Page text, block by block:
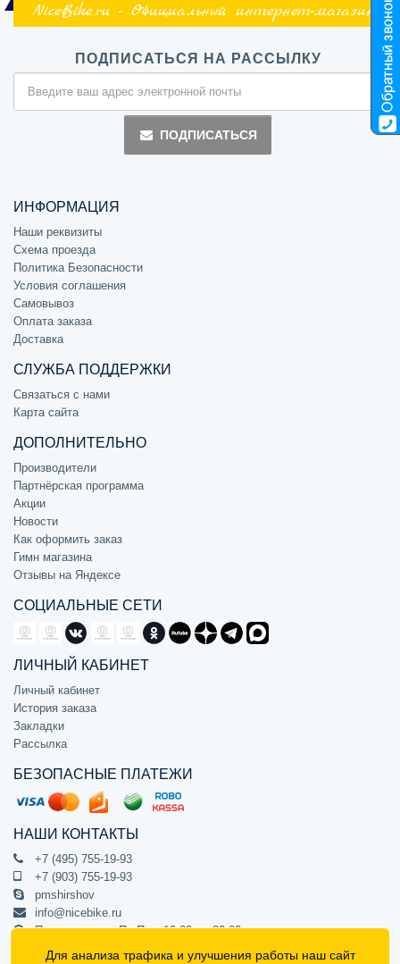
NiceBike.ru - Официальный интернет-магазин
ПОДПИСАТЬСЯ НА РАССЫЛКУ
ПОДПИСАТЬСЯ
ИНФОРМАЦИЯ
Наши реквизиты
Схема проезда
Политика Безопасности
Условия соглашения
Самовывоз
Оплата заказа
Доставка
СЛУЖБА ПОДДЕРЖКИ
Связаться с нами
Карта сайта
ДОПОЛНИТЕЛЬНО
Производители
Партнёрская программа
Акции
Новости
Как оформить заказ
Гимн магазина
Отзывы на Яндексе
СОЦИАЛЬНЫЕ СЕТИ
ЛИЧНЫЙ КАБИНЕТ
Личный кабинет
История заказа
Закладки
Рассылка
БЕЗОПАСНЫЕ ПЛАТЕЖИ
НАШИ КОНТАКТЫ
+7 (495) 755-19-93
+7 (903) 755-19-93
pmshirshov
info@nicebike.ru
Прием звонков Пн-Пт с 10:00 до 20:00
ПВЗ Пн-Пт с 10:00 до 20:00
Для анализа трафика и улучшения работы наш сайт